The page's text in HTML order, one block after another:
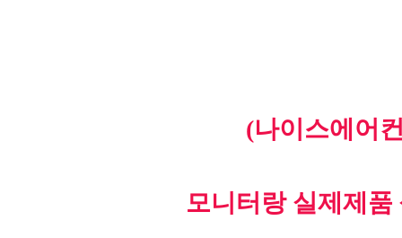
(나이스에어
모니터랑 실제제